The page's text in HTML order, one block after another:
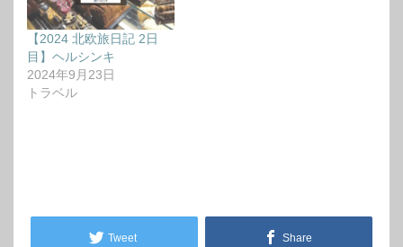
【2024 北欧旅日記 2日
目】ヘルシンキ
2024年9月23日
トラベル
Tweet Share